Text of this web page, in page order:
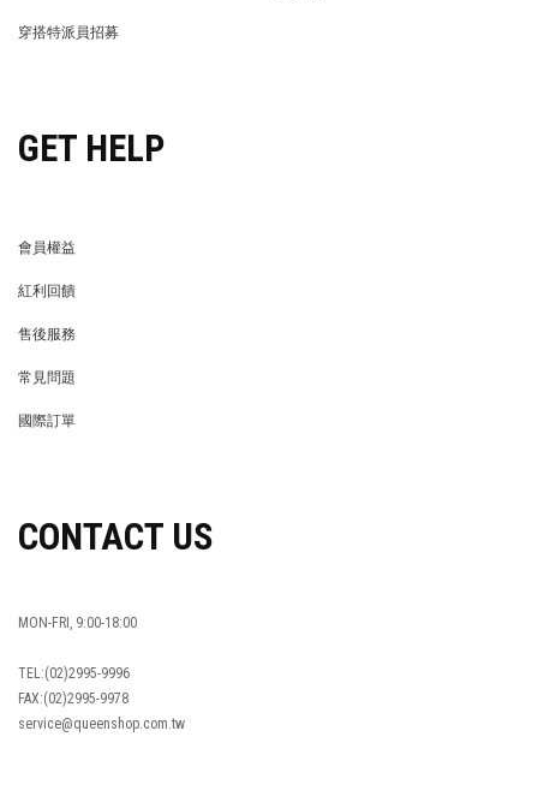
穿搭特派員招募
GET HELP
會員權益
紅利回饋
售後服務
常見問題
國際訂單
CONTACT US
MON-FRI, 9:00-18:00
TEL:(02)2995-9996
FAX:(02)2995-9978
service@queenshop.com.tw